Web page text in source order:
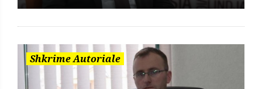
Shkrime Autoriale